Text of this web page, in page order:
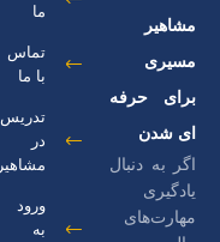
مشاهیر
مسیری
برای حرفه
ای شدن
اگر به دنبال
یادگیری
مهارت‌های
ما
تماس
با ما
تدریس
در
مشاهیر
ورود
به